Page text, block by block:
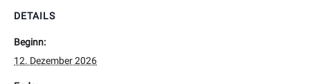
DETAILS
Beginn:
12. Dezember 2026